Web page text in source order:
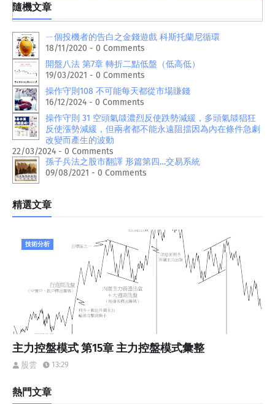
隨機文章
ㄧ個投機者的告白之金錢遊戲 科斯托蘭尼循環
18/11/2020 - 0 Comments
開盤八法 第7章 轉折二點低盤（低高低）
19/03/2021 - 0 Comments
操作守則108 不可能每天都從市場賺錢
16/12/2024 - 0 Comments
操作守則 31 空頭氣燄濃烈反使跌勢減緩，多頭氣燄猖狂
反使漲勢減緩，但兩者都不能永遠阻擋因為內在條件急劇
改變而產生的波動
22/03/2024 - 0 Comments
孫子兵法之股市翻譯 形篇第四…交易系統
09/08/2021 - 0 Comments
精選文章
技術分析
主力控盤模式 第15章 主力控盤模式彙整
股雲 13:29
熱門文章